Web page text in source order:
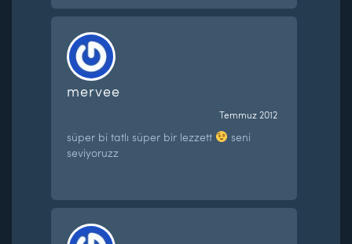
mervee
Temmuz 2012
süper bi tatlı süper bir lezzett
seni
seviyoruzz